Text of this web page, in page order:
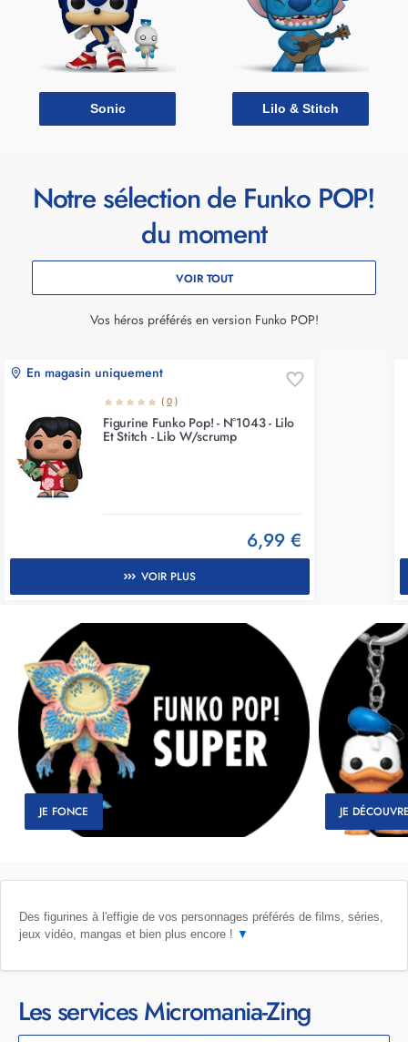
Sonic Lilo & Stitch
Notre sélection de Funko POP!
du moment
VOIR TOUT
Vos héros préférés en version Funko POP!
En magasin uniquement
( 0 )
Figurine Funko Pop! - N°1043 - Lilo
Et Stitch - Lilo W/scrump
6,99 €
VOIR PLUS
JE FONCE JE
Des figurines à l'effigie de vos personnages préférés de films, séries,
jeux vidéo, mangas et bien plus encore ! ▼
Les services Micromania-Zing